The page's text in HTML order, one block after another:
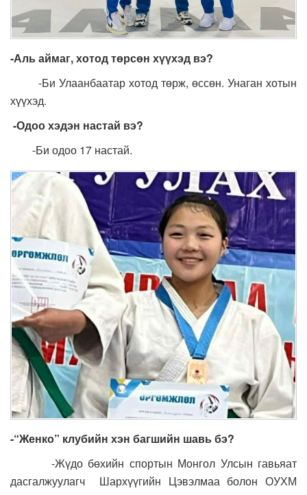
-Аль аймаг, хотод төрсөн хүүхэд вэ?
-Би Улаанбаатар хотод төрж, өссөн. Унаган хотын
хүүхэд.
-Одоо хэдэн настай вэ?
-Би одоо 17 настай.
-“Женко” клубийн хэн багшийн шавь бэ?
-Жүдо бөхийн спортын Монгол Улсын гавьяат
дасгалжуулагч Шархүүгийн Цэвэлмаа болон ОУХМ